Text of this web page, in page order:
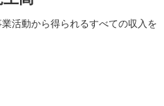
活動から得られるすべての収入を